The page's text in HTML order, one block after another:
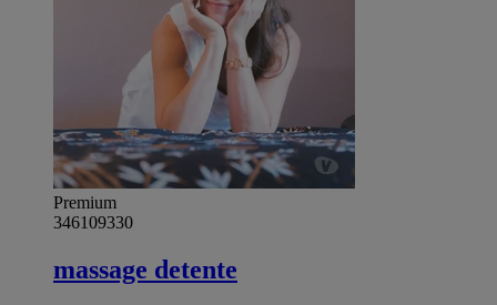
Premium
346109330
massage detente